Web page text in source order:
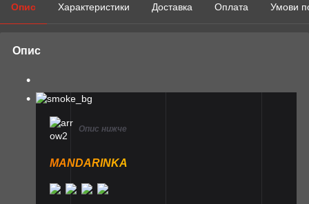
Опис Характеристики Доставка Оплата Умови
Опис
Опис нижче
MANDARINKA